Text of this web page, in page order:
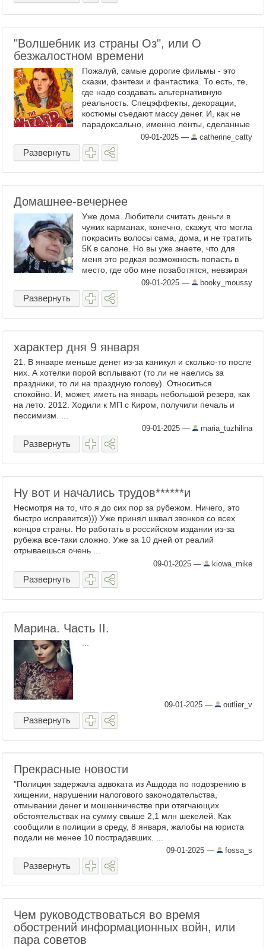
"Волшебник из страны Оз", или О
безжалостном времени
Пожалуй, самые дорогие фильмы - это
сказки, фэнтези и фантастика. То есть, те,
где надо создавать альтернативную
реальность. Спецэффекты, декорации,
костюмы съедают массу денег. И, как не
парадоксально, именно ленты, сделанные
в этих жанрах, стареют быстрее всех
(исключения вроде ...
09-01-2025 — catherine_catty
Развернуть
Домашнее-вечернее
Уже дома. Любители считать деньги в
чужих карманах, конечно, скажут, что могла
покрасить волосы сама, дома, и не тратить
5К в салоне. Но вы уже знаете, что для
меня это редкая возможность попасть в
место, где обо мне позаботятся, невзирая
на то, как я выгляжу и сколько мне лет. На
этот ...
09-01-2025 — booky_moussy
Развернуть
характер дня 9 января
21. В январе меньше денег из-за каникул и сколько-то после
них. А хотелки порой всплывают (то ли не наелись за
праздники, то ли на праздную голову). Относиться
спокойно. И, может, иметь на январь небольшой резерв, как
на лето. 2012. Ходили к МП с Киром, получили печаль и
пессимизм. ...
09-01-2025 — maria_tuzhilina
Развернуть
Ну вот и начались трудов​******и
Несмотря на то, что я до сих пор за рубежом. Ничего, это
быстро исправится))) Уже принял шквал звонков со всех
концов страны. Но работать в российском издании из-за
рубежа все-таки сложно. Уже за 10 дней от реалий
отрываешься очень ...
09-01-2025 — kiowa_mike
Развернуть
Марина. Часть II.
09-01-2025 — outlier_v
Развернуть
Прекрасные новости
"Полиция задержала адвоката из Ашдода по подозрению в
хищении, нарушении налогового законодательства,
отмывании денег и мошенничестве при отягчающих
обстоятельствах на сумму свыше 2,1 млн шекелей. Как
сообщили в полиции в среду, 8 января, жалобы на юриста
подали не менее 10 пострадавших. ...
09-01-2025 — fossa_s
Развернуть
Чем руководствоваться во время
обострений информационных войн, или
пара советов